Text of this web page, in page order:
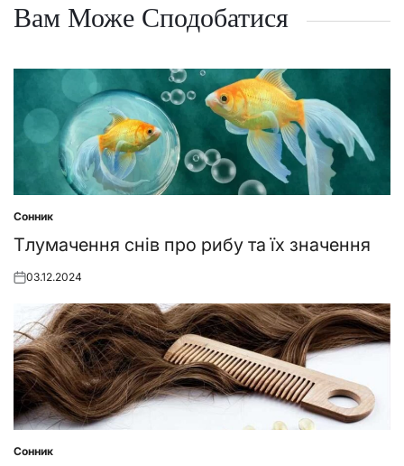
Вам Може Сподобатися
Posted
in
Сонник
Тлумачення снів про рибу та їх значення
Posted
03.12.2024
Posted
Сонник